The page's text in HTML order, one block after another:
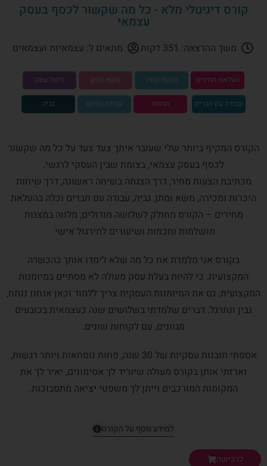
קורס דיגיטלי מלא - כל מה שקשור לכסף בעסק
עצמאי
משך ההרצאה: 351 דקות מתאים ל: עצמאיות ועצמאים
הקורס המקיף ביותר שלי שעובר איתך צעד צעד על כל מה שקשור
לכסף בעסק עצמאי, בצומת שבין העסקי לרגשי.
מכתיבת הצעות מחיר, דרך הצגתה בשיחה ראשונה, דרך שיחות
היכרות ומכירה, משא ומתן, גביה, עבודה עם חברים וכלה בהעלאת
מחירים – הקורס מחולק לשלושה מודולים, מלווה במצגות
מושלמות וחכמות ושיעורים לתירגול אישי.
בקורס אני מלמדת את כל מה שלא לימדו אותך בהכשרה
המקצועית. כי להיות בעלת עסק מעולה לא מסתיים במיומנות
המקצועית. גם את המיומנות העסקית צריך ללמוד וכאן אנחנו ננתח,
נבין ונתרגל. דברים שלמדתי בשלושים שנה כעצמאית בכובעים
מגוונים, עם לקוחות שונים.
אספתי תובנות עסקיות של 30 שנה, פחות נוסחאות ויותר רגשות,
וארזתי אותן בקורס מעולה שיוריד לך אסימונים, יאיר לך את
המקומות המורכבים וייתן לך משפטי יציאה מתסבוכות.
למידע נוסף על הקורס
לרכישה